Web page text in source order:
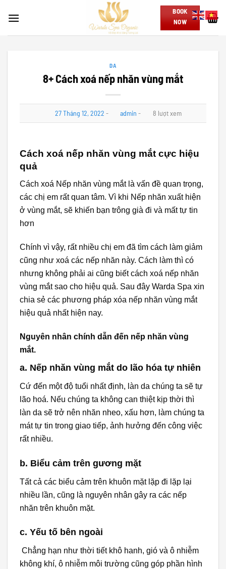
BOOK
NOW
DA
8+ Cách xoá nếp nhăn vùng mắt
27 Tháng 12, 2022 - admin - 8 lượt xem
Cách xoá nếp nhăn vùng mắt cực hiệu
quả
Cách xoá Nếp nhăn vùng mắt là vấn đề quan trọng,
các chị em rất quan tâm. Vì khi Nếp nhăn xuất hiện
ở vùng mắt, sẽ khiến bạn trông già đi và mất tự tin
hơn
Chính vì vậy, rất nhiều chị em đã tìm cách làm giảm
cũng như xoá các nếp nhăn này. Cách làm thì có
nhưng không phải ai cũng biết cách xoá nếp nhăn
vùng mắt sao cho hiệu quả. Sau đây Warda Spa xin
chia sẻ các phương pháp xóa nếp nhăn vùng mắt
hiệu quả nhất hiện nay.
Nguyên nhân chính dẫn đến nếp nhăn vùng
mắt.
a. Nếp nhăn vùng mắt do lão hóa tự nhiên
Cứ đến một độ tuổi nhất định, làn da chúng ta sẽ tự
lão hoá. Nếu chúng ta không can thiệt kịp thời thì
làn da sẽ trở nên nhăn nheo, xấu hơn, làm chúng ta
mát tự tin trong giao tiếp, ảnh hưởng đến công việc
rất nhiều.
b. Biểu cảm trên gương mặt
Tất cả các biểu cảm trên khuôn mặt lặp đi lặp lại
nhiều lần, cũng là nguyên nhân gây ra các nếp
nhăn trên khuôn mặt.
c. Yếu tố bên ngoài
Chẳng hạn như thời tiết khô hanh, gió và ô nhiễm
không khí, ô nhiễm môi trường cũng góp phần hình